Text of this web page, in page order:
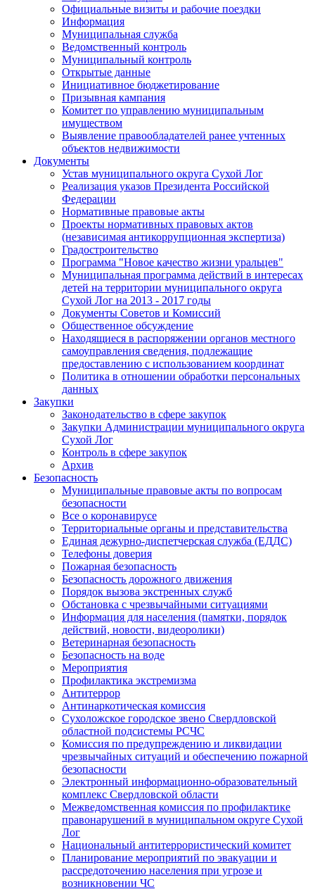
Официальные визиты и рабочие поездки
Информация
Муниципальная служба
Ведомственный контроль
Муниципальный контроль
Открытые данные
Инициативное бюджетирование
Призывная кампания
Комитет по управлению муниципальным
имуществом
Выявление правообладателей ранее учтенных
объектов недвижимости
Документы
Устав муниципального округа Сухой Лог
Реализация указов Президента Российской
Федерации
Нормативные правовые акты
Проекты нормативных правовых актов
(независимая антикоррупционная экспертиза)
Градостроительство
Программа "Новое качество жизни уральцев"
Муниципальная программа действий в интересах
детей на территории муниципального округа
Сухой Лог на 2013 - 2017 годы
Документы Советов и Комиссий
Общественное обсуждение
Находящиеся в распоряжении органов местного
самоуправления сведения, подлежащие
предоставлению с использованием координат
Политика в отношении обработки персональных
данных
Закупки
Законодательство в сфере закупок
Закупки Администрации муниципального округа
Сухой Лог
Контроль в сфере закупок
Архив
Безопасность
Муниципальные правовые акты по вопросам
безопасности
Все о коронавирусе
Территориальные органы и представительства
Единая дежурно-диспетчерская служба (ЕДДС)
Телефоны доверия
Пожарная безопасность
Безопасность дорожного движения
Порядок вызова экстренных служб
Обстановка с чрезвычайными ситуациями
Информация для населения (памятки, порядок
действий, новости, видеоролики)
Ветеринарная безопасность
Безопасность на воде
Мероприятия
Профилактика экстремизма
Антитеррор
Антинаркотическая комиссия
Сухоложское городское звено Свердловской
областной подсистемы РСЧС
Комиссия по предупреждению и ликвидации
чрезвычайных ситуаций и обеспечению пожарной
безопасности
Электронный информационно-образовательный
комплекс Cвердловской области
Межведомственная комиссия по профилактике
правонарушений в муниципальном округе Сухой
Лог
Национальный антитеррористический комитет
Планирование мероприятий по эвакуации и
рассредоточению населения при угрозе и
возникновении ЧС